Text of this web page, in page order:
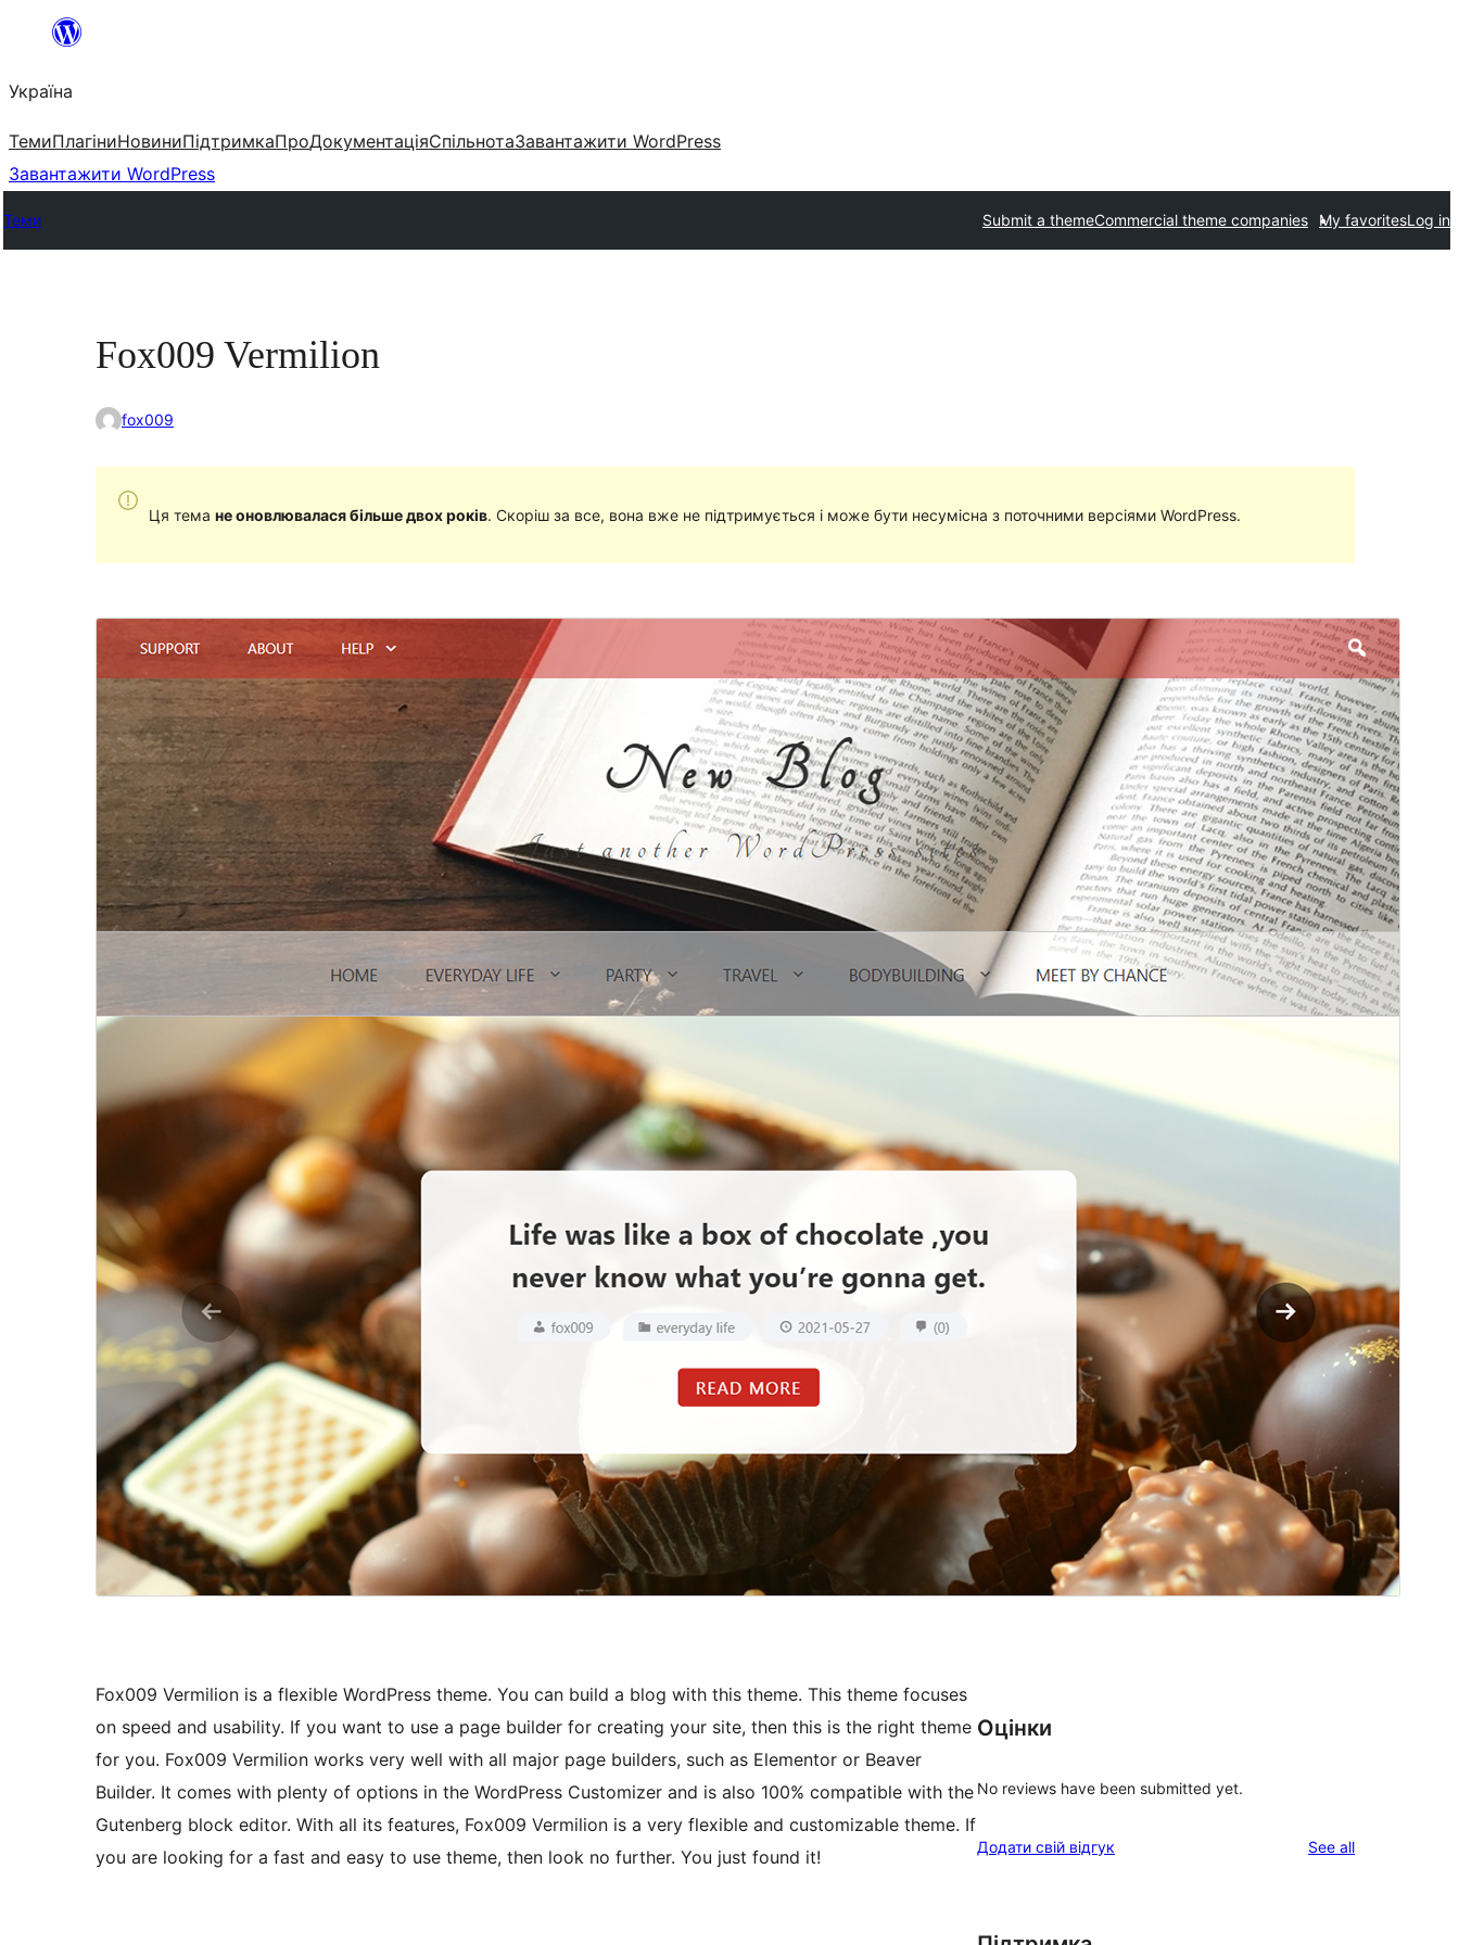
Перейти
вмісту
Україна
ТемиПлагіниНовиниПідтримкаПроДокументаціяСпільнотаЗавантажити WordPress
Завантажити WordPress
Теми Submit a themeCommercial theme companies My favoritesLog in
Fox009 Vermilion
fox009
Ця тема не оновлювалася більше двох років. Скоріш за все, вона вже не підтримується і може бути несумісна з поточними версіями WordPress.
Перегляд Завантажити
Версія
1.3.8
Last updated
13 Липня, 2021
Active installations
10+
PHP version
5.6
Fox009 Vermilion is a flexible WordPress theme. You can build a blog with this theme. This theme focuses
on speed and usability. If you want to use a page builder for creating your site, then this is the right theme
for you. Fox009 Vermilion works very well with all major page builders, such as Elementor or Beaver
Builder. It comes with plenty of options in the WordPress Customizer and is also 100% compatible with the
Gutenberg block editor. With all its features, Fox009 Vermilion is a very flexible and customizable theme. If
you are looking for a fast and easy to use theme, then look no further. You just found it!
Оцінки
No reviews have been submitted yet.
Додати свій відгук See allreviews